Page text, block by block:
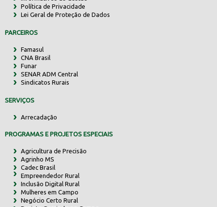
Política de Privacidade
Lei Geral de Proteção de Dados
PARCEIROS
Famasul
CNA Brasil
Funar
SENAR ADM Central
Sindicatos Rurais
SERVIÇOS
Arrecadação
PROGRAMAS E PROJETOS ESPECIAIS
Agricultura de Precisão
Agrinho MS
Cadec Brasil
Empreendedor Rural
Inclusão Digital Rural
Mulheres em Campo
Negócio Certo Rural